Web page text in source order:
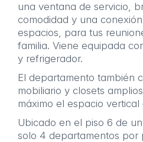
una ventana de servicio,
comodidad y una
espacios, para tus
familia. Viene equipada
y refrigerador.
El departamento también
mobiliario y closets
máximo el espacio
Ubicado en el piso 6 de
solo 4 departamentos por